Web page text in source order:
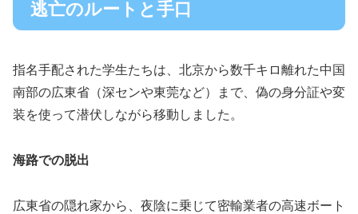
逃亡のルートと手口
指名手配された学生たちは、北京から数千キロ離れた中国
南部の広東省（深センや東莞など）まで、偽の身分証や変
装を使って潜伏しながら移動しました。
海路での脱出
広東省の隠れ家から、夜陰に乗じて密輸業者の高速ボート